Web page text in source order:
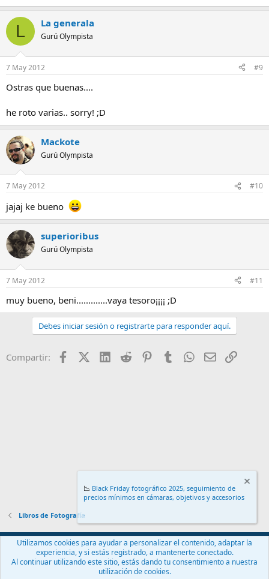
L La generala
Gurú Olympista
7 May 2012 #9
Ostras que buenas....
he roto varias.. sorry! ;D
Mackote
Gurú Olympista
7 May 2012 #10
jajaj ke bueno
superioribus
Gurú Olympista
7 May 2012 #11
muy bueno, beni.............vaya tesoro¡¡¡¡ ;D
Debes iniciar sesión o registrarte para responder aquí.
Compartir: FacebookX (Twitter)
LinkedIn
Reddit PinterestTumblr WhatsApp
EmailEnlace
Libros de Fotografía
Español (ES)
Contáctanos
Términos y reglas Política de privacidad
Ayuda
📉 Black Friday fotográfico 2025, seguimiento de
precios mínimos en cámaras, objetivos y accesorios
.
Utilizamos cookies para ayudar a personalizar el contenido, adaptar la
experiencia, y si estás registrado, a mantenerte conectado.
Al continuar utilizando este sitio, estás dando tu consentimiento a nuestra
utilización de cookies.